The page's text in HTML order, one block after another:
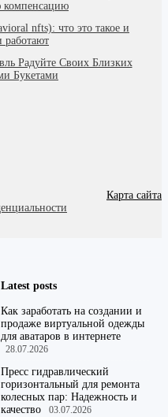
компенсацию
nfts): что это такое и
работают
Радуйте Своих Близких
Букетами
Карта сайта
Latest posts
Как заработать на создании и
продаже виртуальной одежды
для аватаров в интернете
28.07.2026
Пресс гидравлический
горизонтальный для ремонта
колесных пар: Надежность и
качество
03.07.2026